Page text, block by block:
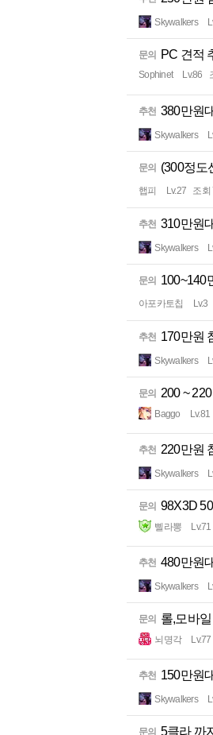
Skywalkers
문의 PC 견적
Sophinet Lv.86
추천 380만원
Skywalkers
문의 (300정도
햅피 Lv.27 조회
추천 310만원
Skywalkers
문의 100~140
아포카토칩 Lv.3
추천 170만원
Skywalkers
문의 200 ~
Baggo Lv.81
추천 220만원
Skywalkers
문의 98X3D
삘라뽕 Lv.71
추천 480만원
Skywalkers
문의 롤,모바
뇌명각 Lv.77
추천 150만원
Skywalkers
문의 5클라 까